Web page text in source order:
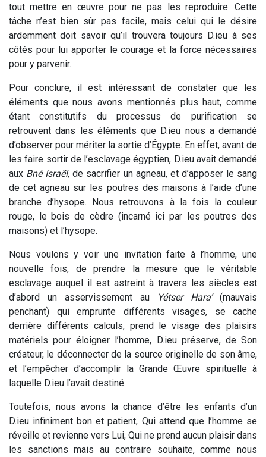
tout mettre en œuvre pour ne pas les reproduire. Cette
tâche n’est bien sûr pas facile, mais celui qui le désire
ardemment doit savoir qu’il trouvera toujours D.ieu à ses
côtés pour lui apporter le courage et la force nécessaires
pour y parvenir.
Pour conclure, il est intéressant de constater que les
éléments que nous avons mentionnés plus haut, comme
étant constitutifs du processus de purification se
retrouvent dans les éléments que D.ieu nous a demandé
d’observer pour mériter la sortie d’Égypte. En effet, avant de
les faire sortir de l’esclavage égyptien, D.ieu avait demandé
aux Bné Israël, de sacrifier un agneau, et d’apposer le sang
de cet agneau sur les poutres des maisons à l’aide d’une
branche d’hysope. Nous retrouvons à la fois la couleur
rouge, le bois de cèdre (incarné ici par les poutres des
maisons) et l’hysope.
Nous voulons y voir une invitation faite à l’homme, une
nouvelle fois, de prendre la mesure que le véritable
esclavage auquel il est astreint à travers les siècles est
d’abord un asservissement au
Yétser Hara’(mauvais
penchant) qui emprunte différents visages, se cache
derrière différents calculs, prend le visage des plaisirs
matériels pour éloigner l’homme, D.ieu préserve, de Son
créateur, le déconnecter de la source originelle de son âme,
et l’empêcher d’accomplir la Grande Œuvre spirituelle à
laquelle D.ieu l’avait destiné.
Toutefois, nous avons la chance d’être les enfants d’un
D.ieu infiniment bon et patient, Qui attend que l’homme se
réveille et revienne vers Lui, Qui ne prend aucun plaisir dans
les sanctions mais au contraire souhaite, comme nous